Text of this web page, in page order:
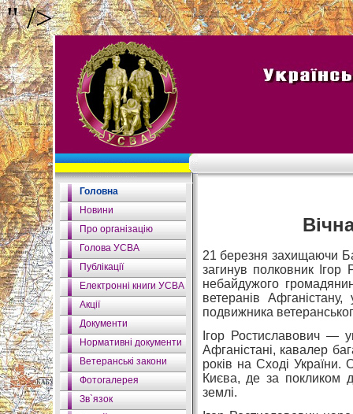
" />
Головна
Новини
Про організацію
Голова УСВА
Публікації
Електронні книги УСВА
Акції
Документи
Нормативні документи
Ветеранські закони
Фотогалерея
Зв`язок
21 березня захищаючи
загинув полковник Ігор
небайдужого
ветеранів
подвижника
Ігор Ростиславович —
Афганістані, кавалер
років на Сході
Києва, де за покликом
землі.